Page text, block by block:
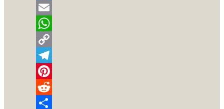
Facebook
Email
WhatsApp
Copy
Link
Telegram
Pinterest
Reddit